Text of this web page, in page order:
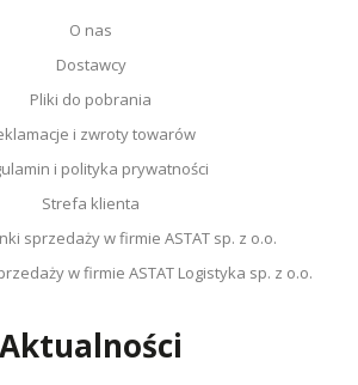
O nas
Dostawcy
Pliki do pobrania
i zwroty towarów
i polityka prywatności
Strefa klienta
sprzedaży w firmie ASTAT sp. z o.o.
w firmie ASTAT Logistyka sp. z o.o.
Aktualności